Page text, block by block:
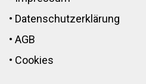
• Datenschutzerklärung
• AGB
• Cookies